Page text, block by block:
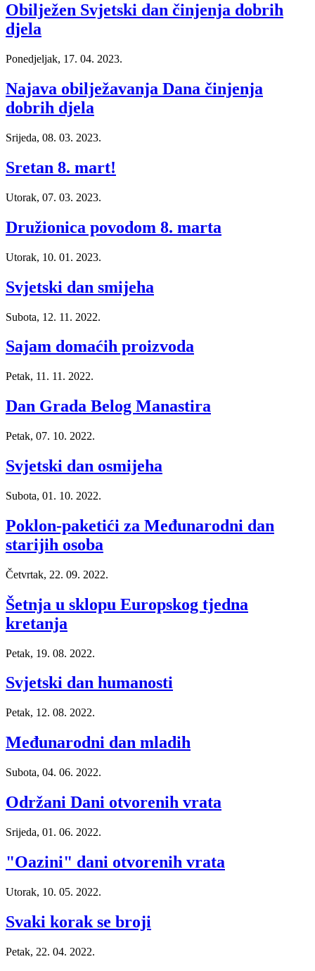
Obilježen Svjetski dan činjenja dobrih
djela
Ponedjeljak, 17. 04. 2023.
Najava obilježavanja Dana činjenja
dobrih djela
Srijeda, 08. 03. 2023.
Sretan 8. mart!
Utorak, 07. 03. 2023.
Družionica povodom 8. marta
Utorak, 10. 01. 2023.
Svjetski dan smijeha
Subota, 12. 11. 2022.
Sajam domaćih proizvoda
Petak, 11. 11. 2022.
Dan Grada Belog Manastira
Petak, 07. 10. 2022.
Svjetski dan osmijeha
Subota, 01. 10. 2022.
Poklon-paketići za Međunarodni dan
starijih osoba
Četvrtak, 22. 09. 2022.
Šetnja u sklopu Europskog tjedna
kretanja
Petak, 19. 08. 2022.
Svjetski dan humanosti
Petak, 12. 08. 2022.
Međunarodni dan mladih
Subota, 04. 06. 2022.
Održani Dani otvorenih vrata
Srijeda, 01. 06. 2022.
"Oazini" dani otvorenih vrata
Utorak, 10. 05. 2022.
Svaki korak se broji
Petak, 22. 04. 2022.